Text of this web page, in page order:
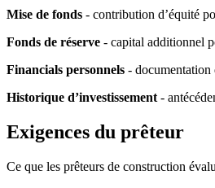
Mise de fonds - contribution d’équité
Fonds de réserve - capital additionnel
Financials personnels - documentation
Historique d’investissement -
Exigences du prêteur
Ce que les prêteurs de construction